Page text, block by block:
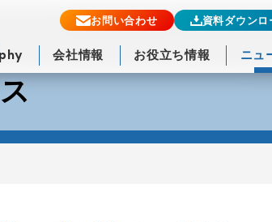
会社情報 お役立ち情報 ニュ
お問い合わせ 資料ダウンロ